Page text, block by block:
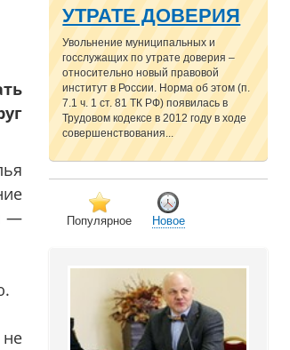
—
УТРАТЕ ДОВЕРИЯ
Увольнение муниципальных и
госслужащих по утрате доверия –
относительно новый правовой
институт в России. Норма об этом (п.
7.1 ч. 1 ст. 81 ТК РФ) появилась в
Трудовом кодексе в 2012 году в ходе
совершенствования...
Популярное Новое